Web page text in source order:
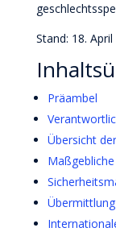
Stand: 18. April
Präambel
Übersicht